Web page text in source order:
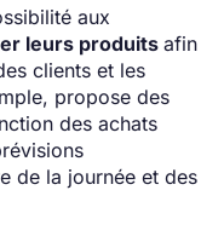
aux
leurs produitsafin
clients et les
propose des
des achats
de la journée et des